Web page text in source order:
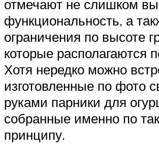
отмечают не слишком
функциональность, а
ограничения по высоте
которые располагаются
Хотя нередко можно
изготовленные по фото
руками парники для
собранные именно по
принципу.